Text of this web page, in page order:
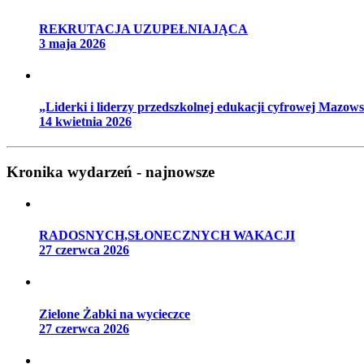
REKRUTACJA UZUPEŁNIAJĄCA
3 maja 2026
„Liderki i liderzy przedszkolnej edukacji cyfrowej
14 kwietnia 2026
Kronika wydarzeń - najnowsze
RADOSNYCH,SŁONECZNYCH WAKACJI
27 czerwca 2026
Zielone Żabki na wycieczce
27 czerwca 2026